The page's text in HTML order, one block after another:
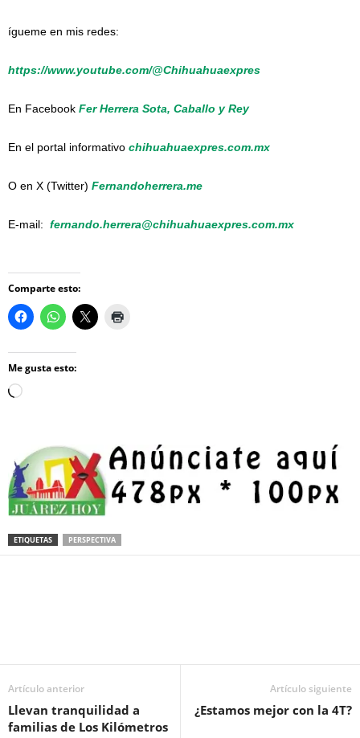
ígueme en mis redes:
https://www.youtube.com/@Chihuahuaexpres
En Facebook Fer Herrera Sota, Caballo y Rey
En el portal informativo chihuahuaexpres.com.mx
O en X (Twitter) Fernandoherrera.me
E-mail: fernando.herrera@chihuahuaexpres.com.mx
Comparte esto:
Me gusta esto:
Loading…
ETIQUETAS PERSPECTIVA
Artículo anterior
Llevan tranquilidad a
familias de Los Kilómetros
Artículo siguiente
¿Estamos mejor con la 4T?